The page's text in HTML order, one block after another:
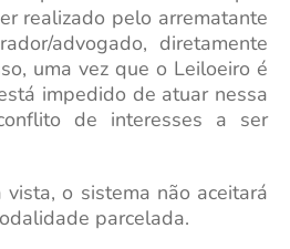
realizado pelo arrematante
advogado, diretamente
uma vez que o Leiloeiro é
impedido de atuar nessa
de interesses a ser
o sistema não aceitará
parcelada.